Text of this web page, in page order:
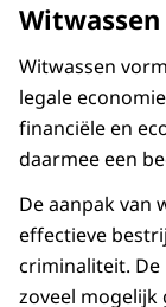
Witwassen
Witwassen
legale
financiële en
daarmee een
De aanpak van
effectieve
criminaliteit. De
zoveel mogelijk